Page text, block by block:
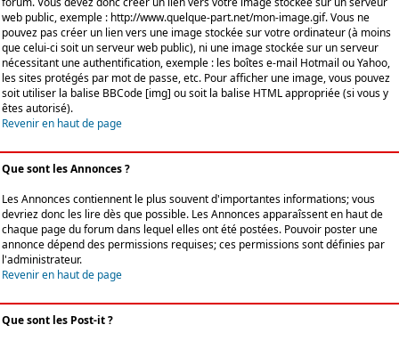
web public, exemple : http://www.quelque-part.net/mon-image.gif. Vous ne
pouvez pas créer un lien vers une image stockée sur votre ordinateur (à moins
que celui-ci soit un serveur web public), ni une image stockée sur un serveur
nécessitant une authentification, exemple : les boîtes e-mail Hotmail ou Yahoo,
les sites protégés par mot de passe, etc. Pour afficher une image, vous pouvez
soit utiliser la balise BBCode [img] ou soit la balise HTML appropriée (si vous y
êtes autorisé).
Revenir en haut de page
Que sont les Annonces ?
Les Annonces contiennent le plus souvent d'importantes informations; vous
devriez donc les lire dès que possible. Les Annonces apparaîssent en haut de
chaque page du forum dans lequel elles ont été postées. Pouvoir poster une
annonce dépend des permissions requises; ces permissions sont définies par
l'administrateur.
Revenir en haut de page
Que sont les Post-it ?